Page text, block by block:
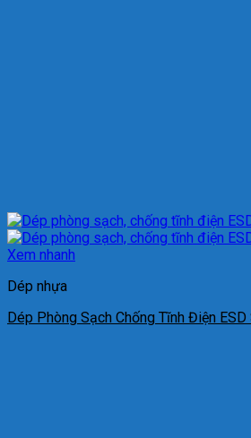
Xem nhanh
Dép nhựa
Dép Phòng Sạch Chống Tĩnh Điện ESD